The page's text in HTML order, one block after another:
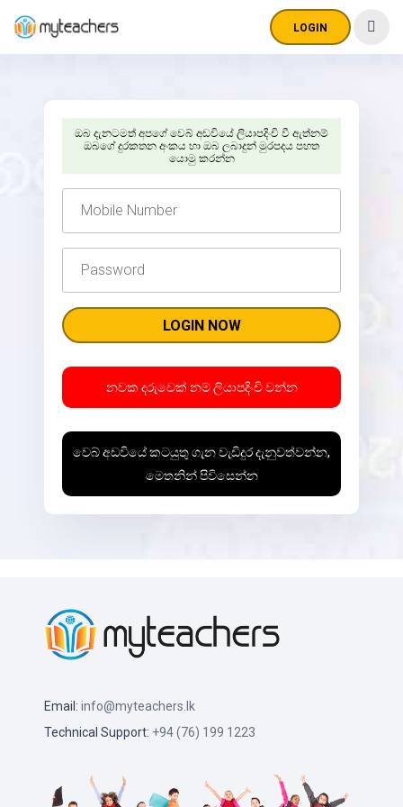
LOGIN
ඔබ දැනටමත් අපගේ වෙබ් අඩවියේ ලියාපදිංචි වී ඇත්නම්
ඔබගේ දුරකතන අංකය හා ඔබ ලබාදුන් මුරපදය පහත
යොමු කරන්න
නවක දරුවෙක් නම් ලියාපදිංචි වන්න
වෙබ් අඩවියේ කටයුතු ගැන වැඩිදුර දැනුවත්වන්න,
මෙතනින් පිවිසෙන්න
Email: info@myteachers.lk
Technical Support: +94 (76) 199 1223